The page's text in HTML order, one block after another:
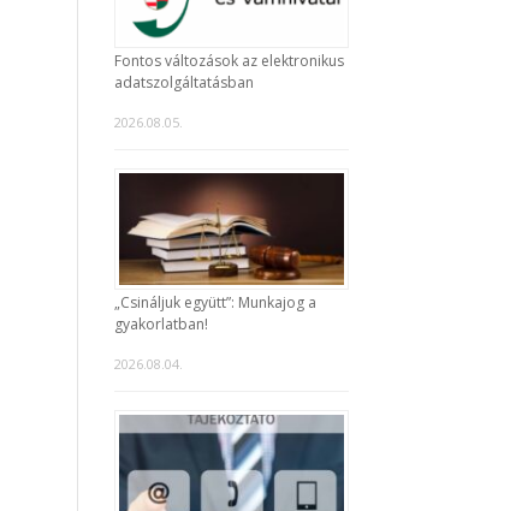
Fontos változások az elektronikus
adatszolgáltatásban
2026.08.05.
„Csináljuk együtt”: Munkajog a
gyakorlatban!
2026.08.04.